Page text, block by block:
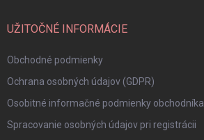
UŽITOČNÉ INFORMÁCIE
Obchodné podmienky
Ochrana osobných údajov (GDPR)
Osobitné informačné podmienky obchodníka
Spracovanie osobných údajov pri registrácii